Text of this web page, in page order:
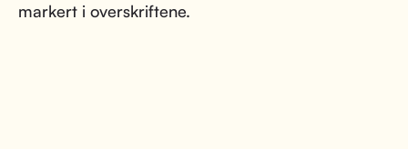
markert i overskriftene.